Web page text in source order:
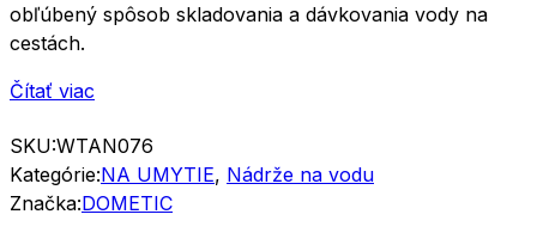
obľúbený spôsob skladovania a dávkovania vody na
cestách.
Čítať viac
SKU:WTAN076
Kategórie:NA UMYTIE, Nádrže na vodu
Značka:DOMETIC